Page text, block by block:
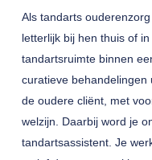
Als tandarts
letterlijk bij hen thuis of
tandartsruimte binnen
curatieve behandelingen
de oudere cliënt, met
welzijn. Daarbij word je
tandartsassistent. Je